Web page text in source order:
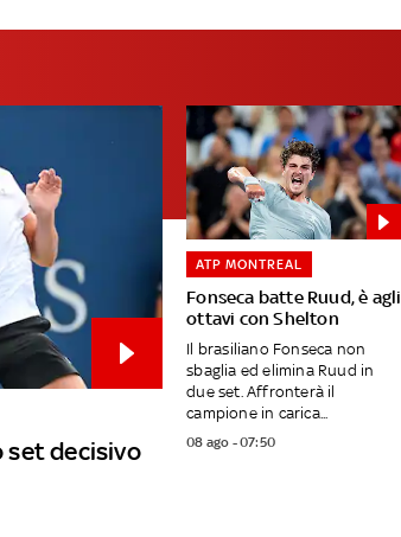
set decisivo
Fonseca batte Ruud, è agli
ottavi con Shelton
ATP MONTREAL
Il brasiliano Fonseca non
sbaglia ed elimina Ruud in
due set. Affronterà il
campione in carica...
08 ago - 07:50